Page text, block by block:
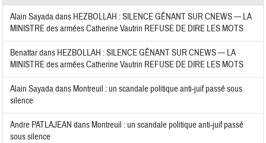
Alain Sayadadans HEZBOLLAH : SILENCE GÊNANT SUR CNEWS — LA
MINISTRE des armées Catherine Vautrin REFUSE DE DIRE LES MOTS
Benattardans HEZBOLLAH : SILENCE GÊNANT SUR CNEWS — LA
MINISTRE des armées Catherine Vautrin REFUSE DE DIRE LES MOTS
Alain Sayadadans Montreuil : un scandale politique anti-juif passé sous
silence
Andre PATLAJEAN dans Montreuil : un scandale politique anti-juif passé
sous silence